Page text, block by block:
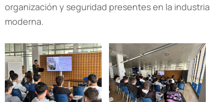
organización y seguridad presentes en la industria
moderna.